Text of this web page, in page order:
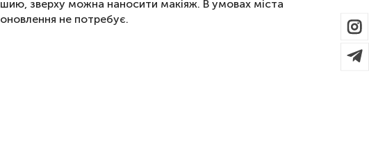
шию, зверху можна наносити макіяж. В умовах міста
оновлення не потребує.